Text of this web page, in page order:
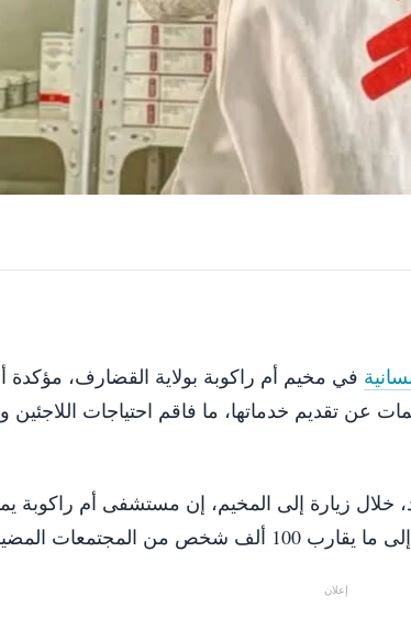
في مخيم أم راكوبة بولاية القضارف، مؤكدة
عن تقديم خدماتها، ما فاقم احتياجات اللاجئين
زيارة إلى المخيم، إن مستشفى أم راكوبة
إعلان